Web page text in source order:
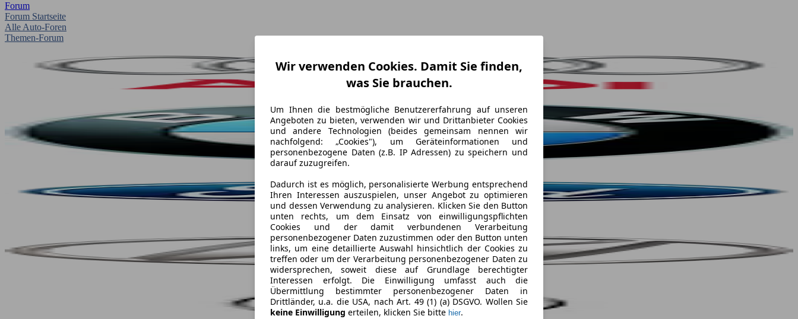
Forum
Forum Startseite
Alle Auto-Foren
Themen-Forum
Wir verwenden Cookies. Damit Sie finden,
was Sie brauchen.
Um Ihnen die bestmögliche Benutzererfahrung auf unseren
Angeboten zu bieten, verwenden wir und Drittanbieter Cookies
und andere Technologien (beides gemeinsam nennen wir
nachfolgend: „Cookies"), um Geräteinformationen und
personenbezogene Daten (z.B. IP Adressen) zu speichern und
darauf zuzugreifen.
Dadurch ist es möglich, personalisierte Werbung entsprechend
Ihren Interessen auszuspielen, unser Angebot zu optimieren
und dessen Verwendung zu analysieren. Klicken Sie den Button
unten rechts, um dem Einsatz von einwilligungspflichten
Cookies und der damit verbundenen Verarbeitung
personenbezogener Daten zuzustimmen oder den Button unten
links, um eine detaillierte Auswahl hinsichtlich der Cookies zu
treffen oder um der Verarbeitung personenbezogener Daten zu
widersprechen, soweit diese auf Grundlage berechtigter
Interessen erfolgt. Die Einwilligung umfasst auch die
Übermittlung bestimmter personenbezogener Daten in
Drittländer, u.a. die USA, nach Art. 49 (1) (a) DSGVO. Wollen Sie
keine Einwilligung erteilen, klicken Sie bitte hier.